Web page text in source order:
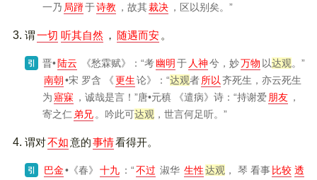
一乃 局蹐于诗教 ，故其裁决 ，区以别矣。”
谓一切 听其自然 ， 随遇而安 。
引 晋•陆云 《愁霖赋》 ：“考幽明于 人神兮，妙万物 以达观。”
南朝•宋 罗含 《更生论》 ：“达观者所以 齐死生，亦云死生
为寤寐 ，诚哉是言！”唐•元稹 《遣病》 诗：“持谢爱 朋友 ，
寄之仁 弟兄 。吟此可达观 ，世言何足听。”
谓对不如意的事情看得开。
引 巴金• 《春》 十九 ：“不过 淑华 生性达观 ， 琴 看事比较 透